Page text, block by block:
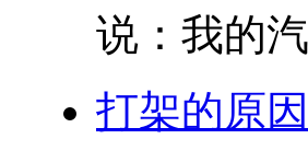
说：我的
打架的原